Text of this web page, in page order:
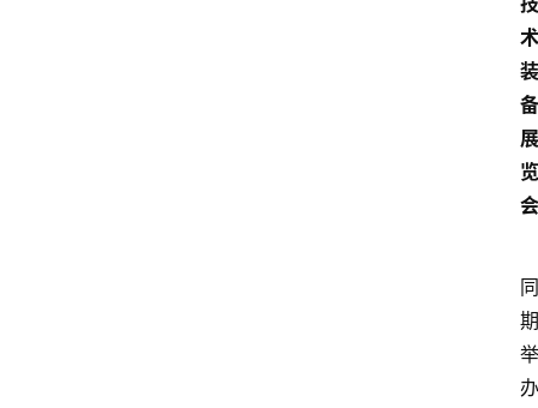
术
装
备
展
览
会
同
期
举
办